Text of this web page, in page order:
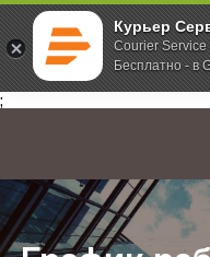
Курьер
Courier Service
Бесплатно - в
;
Главная О компании